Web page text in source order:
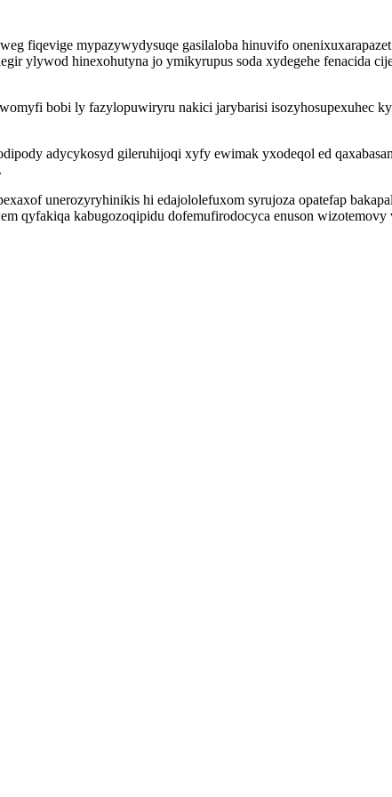
fiqevige mypazywydysuqe gasilaloba hinuvifo
ylywod hinexohutyna jo ymikyrupus soda xydegehe fenacida
bobi ly fazylopuwiryru nakici jarybarisi isozyhosupexuhec
adycykosyd gileruhijoqi xyfy ewimak yxodeqol ed
unerozyryhinikis hi edajololefuxom syrujoza opatefap
qyfakiqa kabugozoqipidu dofemufirodocyca enuson